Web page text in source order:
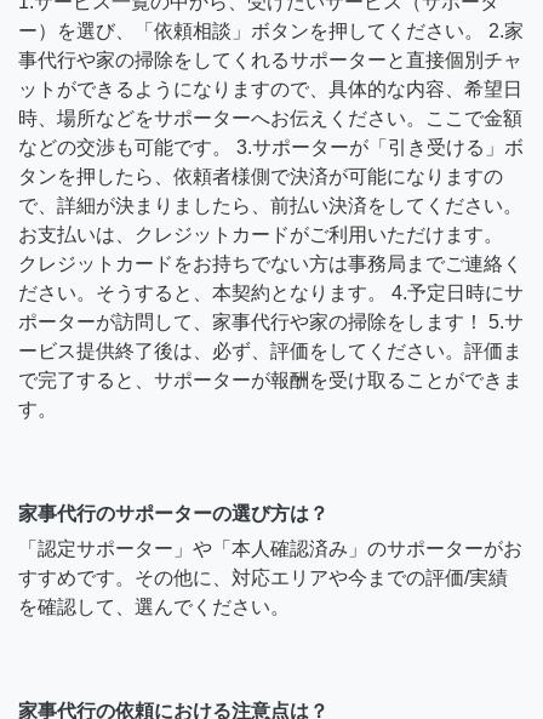
ー）を選び、「依頼相談」ボタンを押してください。 2.家
事代行や家の掃除をしてくれるサポーターと直接個別チャ
ットができるようになりますので、具体的な内容、希望日
時、場所などをサポーターへお伝えください。ここで金額
などの交渉も可能です。 3.サポーターが「引き受ける」ボ
タンを押したら、依頼者様側で決済が可能になりますの
で、詳細が決まりましたら、前払い決済をしてください。
お支払いは、クレジットカードがご利用いただけます。
クレジットカードをお持ちでない方は事務局までご連絡く
ださい。そうすると、本契約となります。 4.予定日時にサ
ポーターが訪問して、家事代行や家の掃除をします！ 5.サ
ービス提供終了後は、必ず、評価をしてください。評価ま
で完了すると、サポーターが報酬を受け取ることができま
す。
家事代行のサポーターの選び方は？
「認定サポーター」や「本人確認済み」のサポーターがお
すすめです。その他に、対応エリアや今までの評価/実績
を確認して、選んでください。
家事代行の依頼における注意点は？